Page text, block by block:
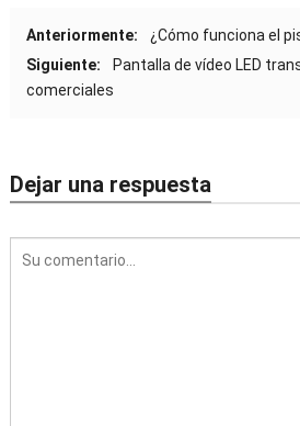
Anteriormente:
¿Cómo funciona el
Siguiente:
Pantalla de vídeo LED
comerciales
Dejar una respuesta